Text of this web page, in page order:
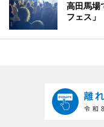
高田馬場
フェス